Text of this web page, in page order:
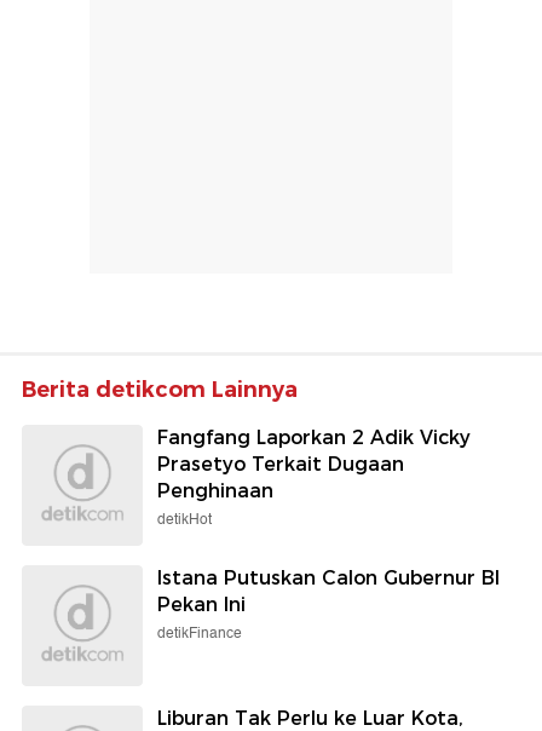
Berita detikcom Lainnya
Fangfang Laporkan 2 Adik Vicky
Prasetyo Terkait Dugaan
Penghinaan
detikHot
Istana Putuskan Calon Gubernur BI
Pekan Ini
detikFinance
Liburan Tak Perlu ke Luar Kota,